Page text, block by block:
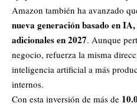
Amazon también ha avanzado
nueva generación basado en
adicionales en 2027. Aunque
negocio, refuerza la misma
inteligencia artificial a más
internos.
Con esta inversión de más de